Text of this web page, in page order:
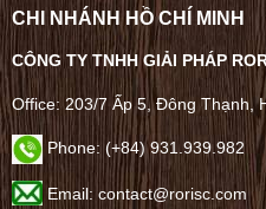
CHI NHÁNH HỒ CHÍ MINH
CÔNG TY TNHH GIẢI PHÁP
Office: 203/7 Ấp 5, Đông Thạnh,
Phone: (+84) 931.939.982
Email: contact@rorisc.com